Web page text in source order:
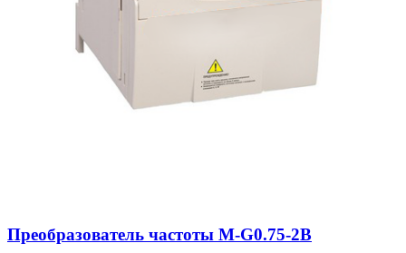
Преобразователь частоты M-G0.75-2B